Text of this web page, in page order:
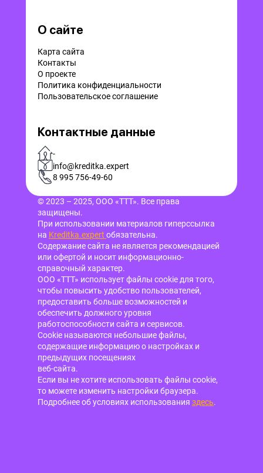
О сайте
Карта сайта
Контакты
О проекте
Политика конфиденциальности
Пользовательское соглашение
Контактные данные
-
info@kreditka.expert
8 995 756-49-60
© 2023 – 2025, ООО «ТТТ». Все права
защищены.
При использовании материалов гиперссылка
на Kreditka.expert обязательна.
Содержание сайта не является рекомендацией
или офертой и носит информационно-
справочный характер.
ООО «ТТТ» использует файлы cookie для того,
чтобы повысить удобство пользователей,
предоставить больше возможностей и
обеспечить должного уровня
работоспособности сайта и сервисов.
Cookie называются небольшие файлы,
содержащие информацию о настройках и
предыдущих посещениях
веб-сайта.
Если вы не хотите использовать файлы cookie,
то можете изменить настройки браузера.
Подробнее об условиях использования здесь.